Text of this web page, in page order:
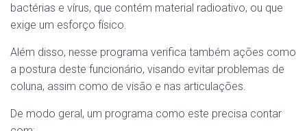
bactérias e vírus, que contém material radioativo, ou que
exige um esforço físico.
Além disso, nesse programa verifica também ações como
a postura deste funcionário, visando evitar problemas de
coluna, assim como de visão e nas articulações.
De modo geral, um programa como este precisa contar